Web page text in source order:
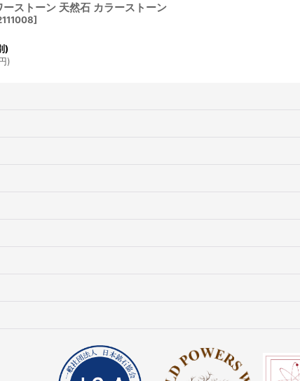
ストーン 天然石 カラーストーン
]
)
)